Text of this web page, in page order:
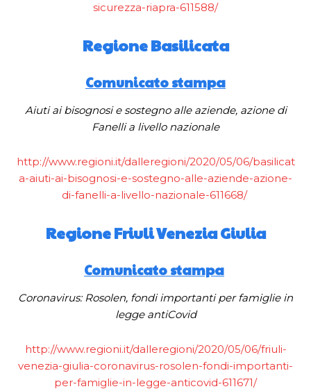
sicurezza-riapra-611588/
Regione Basilicata
Comunicato stampa
Aiuti ai bisognosi e sostegno alle aziende, azione di
Fanelli a livello nazionale
http://www.regioni.it/dalleregioni/2020/05/06/basilicat
a-aiuti-ai-bisognosi-e-sostegno-alle-aziende-azione-
di-fanelli-a-livello-nazionale-611668/
Regione Friuli Venezia Giulia
Comunicato stampa
Coronavirus: Rosolen, fondi importanti per famiglie in
legge antiCovid
http://www.regioni.it/dalleregioni/2020/05/06/friuli-
venezia-giulia-coronavirus-rosolen-fondi-importanti-
per-famiglie-in-legge-anticovid-611671/